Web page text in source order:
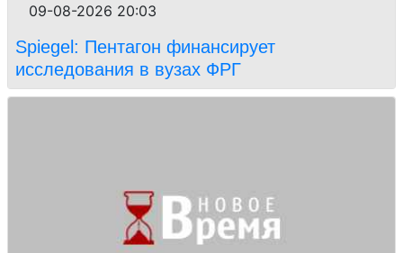
09-08-2026 20:03
Spiegel: Пентагон финансирует
исследования в вузах ФРГ